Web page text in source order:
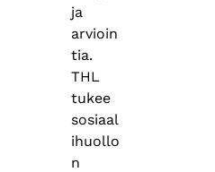
ja
arvioin
tia.
THL
tukee
sosiaal
ihuollo
n